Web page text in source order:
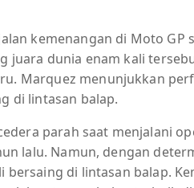
kemenangan di Moto GP
juara dunia enam kali
Marquez menunjukkan
di lintasan balap.
parah saat menjalani
lalu. Namun, dengan
di lintasan balap.